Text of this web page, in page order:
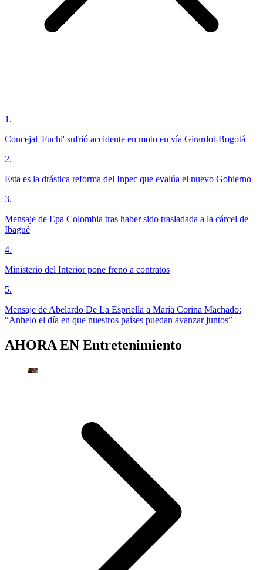
1 .
Concejal 'Fuchi' sufrió accidente en moto en vía Girardot-Bogotá
2.
Esta es la drástica reforma del Inpec que evalúa el nuevo Gobierno
3.
Mensaje de Epa Colombia tras haber sido trasladada a la cárcel de
Ibagué
4.
Ministerio del Interior pone freno a contratos
5.
Mensaje de Abelardo De La Espriella a María Corina Machado:
“Anhelo el día en que nuestros países puedan avanzar juntos”
AHORA EN Entretenimiento